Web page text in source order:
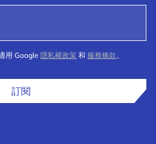
用 Google 隱私權政策 和 服務條款。
訂閱